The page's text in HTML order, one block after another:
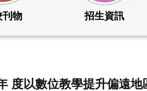
刊物 招生資訊
度以數位教學提升偏遠地